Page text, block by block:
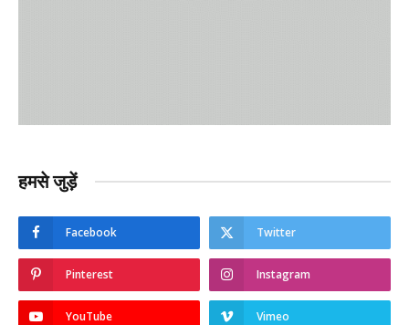
हमसे जुड़ें
Facebook Twitter
Pinterest Instagram
YouTube Vimeo